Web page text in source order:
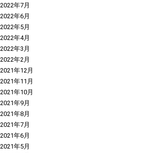
2022年7月
2022年6月
2022年5月
2022年4月
2022年3月
2022年2月
2021年12月
2021年11月
2021年10月
2021年9月
2021年8月
2021年7月
2021年6月
2021年5月